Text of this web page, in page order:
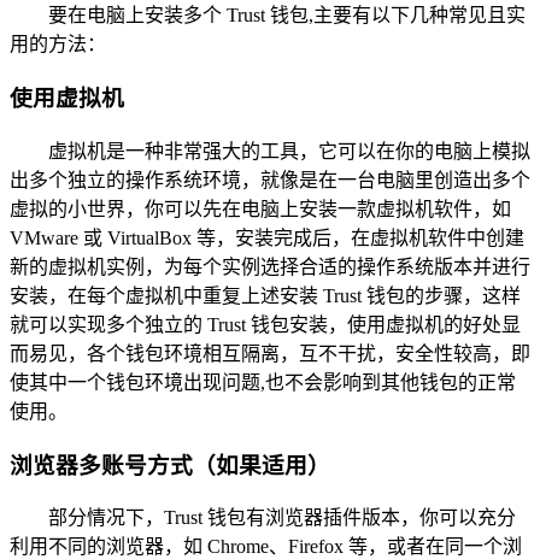
要在电脑上安装多个 Trust 钱包,主要有以下几种常见且实
用的方法：
使用虚拟机
虚拟机是一种非常强大的工具，它可以在你的电脑上模拟
出多个独立的操作系统环境，就像是在一台电脑里创造出多个
虚拟的小世界，你可以先在电脑上安装一款虚拟机软件，如
VMware 或 VirtualBox 等，安装完成后，在虚拟机软件中创建
新的虚拟机实例，为每个实例选择合适的操作系统版本并进行
安装，在每个虚拟机中重复上述安装 Trust 钱包的步骤，这样
就可以实现多个独立的 Trust 钱包安装，使用虚拟机的好处显
而易见，各个钱包环境相互隔离，互不干扰，安全性较高，即
使其中一个钱包环境出现问题,也不会影响到其他钱包的正常
使用。
浏览器多账号方式（如果适用）
部分情况下，Trust 钱包有浏览器插件版本，你可以充分
利用不同的浏览器，如 Chrome、Firefox 等，或者在同一个浏